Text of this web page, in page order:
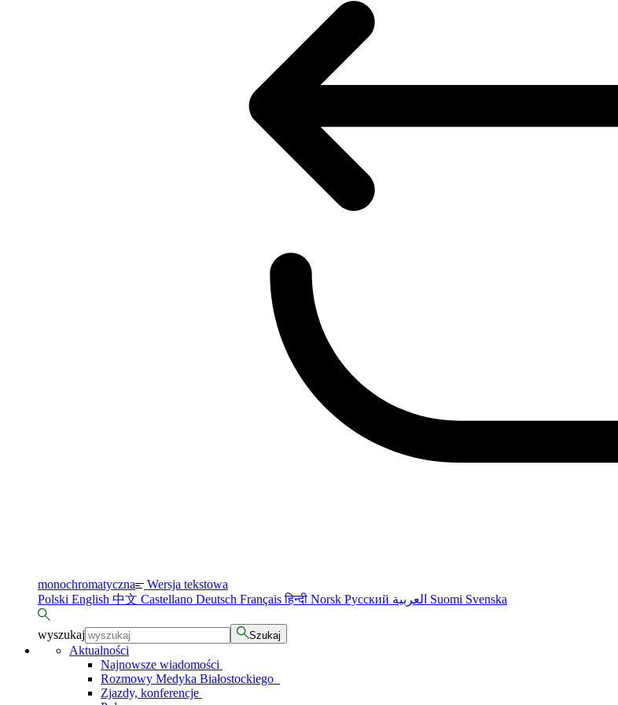
monochromatyczna Wersja tekstowa
Polski English 中文 Castellano Deutsch Françaisहिन्दी Norsk Русский Suomi Svenska
wyszukaj Szukaj
Aktualności
Najnowsze wiadomości
Rozmowy Medyka Białostockiego
Zjazdy, konferencje